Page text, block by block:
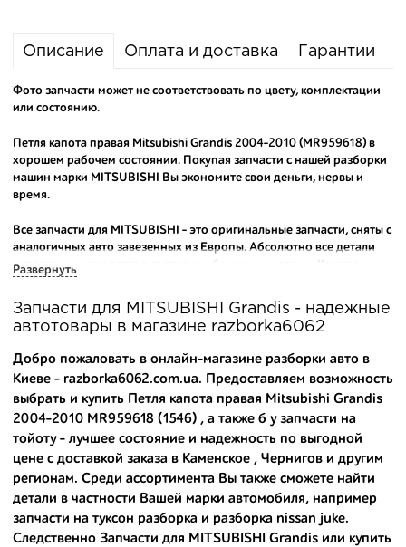
Описание Оплата и доставка Гарантии
Фото запчасти может не соответствовать по цвету, комплектации
или состоянию.
Петля капота правая Mitsubishi Grandis 2004-2010 (MR959618) в
хорошем рабочем состоянии. Покупая запчасти с нашей разборки
машин марки MITSUBISHI Вы экономите свои деньги, нервы и
время.
Все запчасти для MITSUBISHI - это оригинальные запчасти, сняты с
аналогичных авто завезенных из Европы. Абсолютно все детали
исправны и находятся в состоянии близком к новому. Каждая
производителя.
Вашему вниманию предлагаем широкий ассортимент
автозапчастей для
MITSUBISHI Grandis 2004-2010
популярных марок. Мы продаем оригинальные и
высококачественные запчасти, отказываясь от контрафактных
аналогов.
Многие наши оптовые клиенты рекомендуют именно нашу
разборку как надежного и проверенного продавца. Если вам
требуется приобрести оптовую партию деталей для японских
автомобилей, то консультанты нашего интернет-магазина
подберут вам товар и укомплектуют партию. Также мы поможем с
правильным выбором по каталогу автозапчастей.
Развернуть
Запчасти для MITSUBISHI Grandis - надежные
автотовары в магазине razborka6062
Добро пожаловать в онлайн-магазине разборки авто в
Киеве - razborka6062.com.ua. Предоставляем возможность
выбрать и купить Петля капота правая Mitsubishi Grandis
2004-2010 MR959618 (1546) , а также б у запчасти на
тойоту- лучшее состояние и надежность по выгодной
цене с доставкой заказа в Каменское , Чернигов и другим
регионам. Среди ассортимента Вы также сможете найти
детали в частности Вашей марки автомобиля, например
запчасти на туксон разборка и разборка nissan juke.
Следственно Запчасти для MITSUBISHI Grandis или купить